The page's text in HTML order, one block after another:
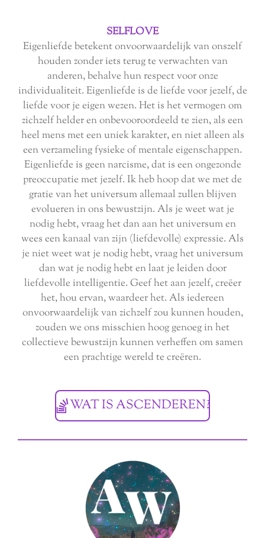
SELFLOVE
Eigenliefde betekent onvoorwaardelijk van onszelf
houden zonder iets terug te verwachten van
anderen, behalve hun respect voor onze
individualiteit. Eigenliefde is de liefde voor jezelf, de
liefde voor je eigen wezen. Het is het vermogen om
zichzelf helder en onbevooroordeeld te zien, als een
heel mens met een uniek karakter, en niet alleen als
een verzameling fysieke of mentale eigenschappen.
Eigenliefde is geen narcisme, dat is een ongezonde
preoccupatie met jezelf. Ik heb hoop dat we met de
gratie van het universum allemaal zullen blijven
evolueren in ons bewustzijn. Als je weet wat je
nodig hebt, vraag het dan aan het universum en
wees een kanaal van zijn (liefdevolle) expressie. Als
je niet weet wat je nodig hebt, vraag het universum
dan wat je nodig hebt en laat je leiden door
liefdevolle intelligentie. Geef het aan jezelf, creëer
het, hou ervan, waardeer het. Als iedereen
onvoorwaardelijk van zichzelf zou kunnen houden,
zouden we ons misschien hoog genoeg in het
collectieve bewustzijn kunnen verheffen om samen
een prachtige wereld te creëren.
WAT IS ASCENDEREN?